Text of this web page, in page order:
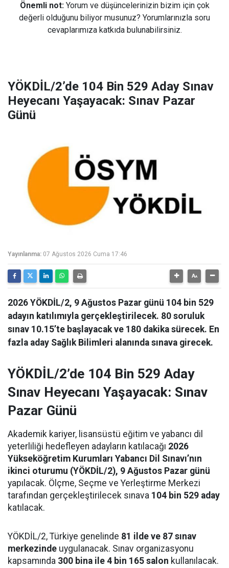
Önemli not: Yorum ve düşüncelerinizin bizim için çok
değerli olduğunu biliyor musunuz? Yorumlarınızla soru
cevaplarımıza katkıda bulunabilirsiniz.
YÖKDİL/2’de 104 Bin 529 Aday Sınav
Heyecanı Yaşayacak: Sınav Pazar
Günü
Yayınlanma: 07 Ağustos 2026 Cuma 17:46
2026 YÖKDİL/2, 9 Ağustos Pazar günü 104 bin 529
adayın katılımıyla gerçekleştirilecek. 80 soruluk
sınav 10.15’te başlayacak ve 180 dakika sürecek. En
fazla aday Sağlık Bilimleri alanında sınava girecek.
YÖKDİL/2’de 104 Bin 529 Aday
Sınav Heyecanı Yaşayacak: Sınav
Pazar Günü
Akademik kariyer, lisansüstü eğitim ve yabancı dil
yeterliliği hedefleyen adayların katılacağı 2026
Yükseköğretim Kurumları Yabancı Dil Sınavı’nın
ikinci oturumu (YÖKDİL/2), 9 Ağustos Pazar günü
yapılacak. Ölçme, Seçme ve Yerleştirme Merkezi
tarafından gerçekleştirilecek sınava 104 bin 529 aday
katılacak.
YÖKDİL/2, Türkiye genelinde 81 ilde ve 87 sınav
merkezinde uygulanacak. Sınav organizasyonu
kapsamında 300 bina ile 4 bin 165 salon kullanılacak.